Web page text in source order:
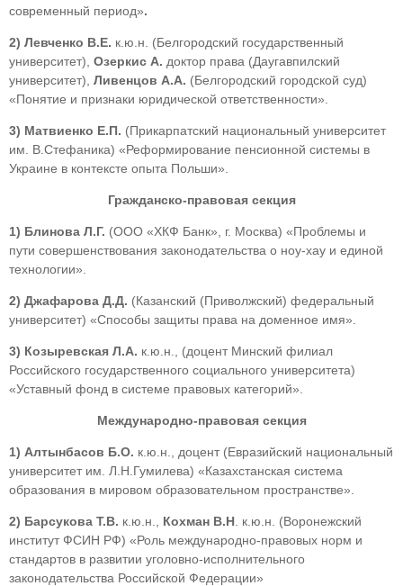
современный период».
2) Левченко В.Е. к.ю.н. (Белгородский государственный
университет), Озеркис А. доктор права (Даугавпилский
университет), Ливенцов А.А. (Белгородский городской суд)
«Понятие и признаки юридической ответственности».
3) Матвиенко Е.П. (Прикарпатский национальный университет
им. В.Стефаника) «Реформирование пенсионной системы в
Украине в контексте опыта Польши».
Гражданско-правовая секция
1) Блинова Л.Г. (ООО «ХКФ Банк», г. Москва) «Проблемы и
пути совершенствования законодательства о ноу-хау и единой
технологии».
2) Джафарова Д.Д. (Казанский (Приволжский) федеральный
университет) «Способы защиты права на доменное имя».
3) Козыревская Л.А. к.ю.н., (доцент Минский филиал
Российского государственного социального университета)
«Уставный фонд в системе правовых категорий».
Международно-правовая секция
1) Алтынбасов Б.О. к.ю.н., доцент (Евразийский национальный
университет им. Л.Н.Гумилева) «Казахстанская система
образования в мировом образовательном пространстве».
2) Барсукова Т.В. к.ю.н., Кохман В.Н . к.ю.н. (Воронежский
институт ФСИН РФ) «Роль международно-правовых норм и
стандартов в развитии уголовно-исполнительного
законодательства Российской Федерации»